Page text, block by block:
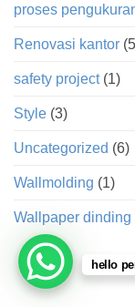
proses
Renovasi kantor
safety project(1)
Style (3)
Uncategorized (6)
Wallmolding (1)
Wallpaper dinding
hello